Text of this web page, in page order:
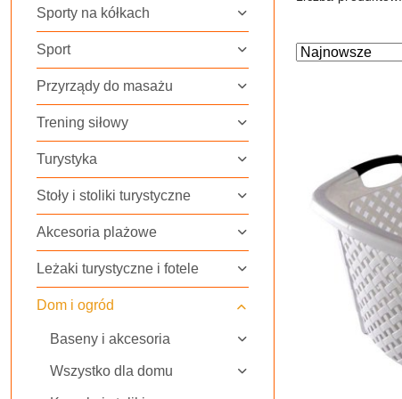
Sporty na kółkach
Sport
Przyrządy do masażu
Trening siłowy
Turystyka
Stoły i stoliki turystyczne
Akcesoria plażowe
Leżaki turystyczne i fotele
Dom i ogród
Baseny i akcesoria
Wszystko dla domu
Zastosowano
Sortuj